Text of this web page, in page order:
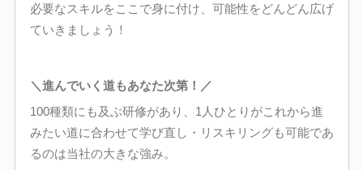
必要なスキルをここで身に付け、可能性をどんどん広げ
ていきましょう！
＼進んでいく道もあなた次第！／
100種類にも及ぶ研修があり、1人ひとりがこれから進
みたい道に合わせて学び直し・リスキリングも可能であ
るのは当社の大きな強み。